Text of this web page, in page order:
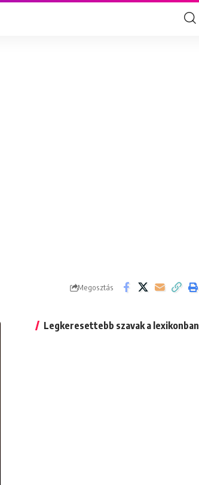
Megosztás
Legkeresettebb szavak a lexikonban